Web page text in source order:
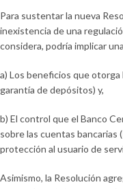
Para sustentar la nueva
inexistencia de una
considera, podría implicar
a) Los beneficios que otorga
garantía de depósitos) y,
b) El control que el Banco
sobre las cuentas bancarias
protección al usuario de
Asimismo, la Resolución